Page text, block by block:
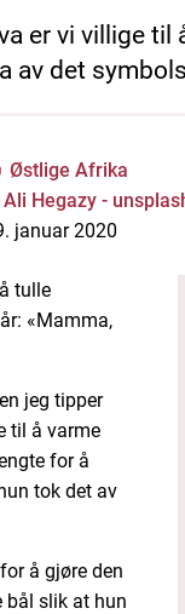
er vi villige til
av det
Østlige Afrika
Ali Hegazy -
januar 2020
tulle
«Mamma,
jeg tipper
til å varme
for å
tok det av
å gjøre den
bål slik at hun